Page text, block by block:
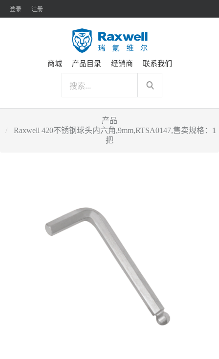
登录 注册
商城 产品目录 经销商 联系我们
产品
Raxwell 420不锈钢球头内六角,9mm,RTSA0147,售卖规格：1
把